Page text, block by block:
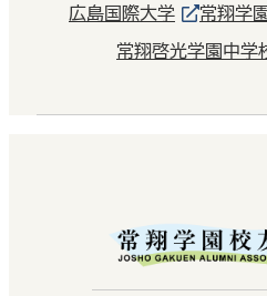
広島国際大学 常翔学
常翔啓光学園中学